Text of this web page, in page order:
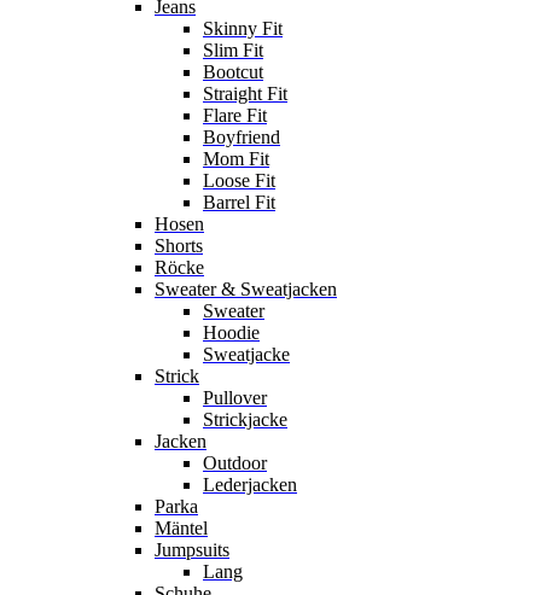
Jeans
Skinny Fit
Slim Fit
Bootcut
Straight Fit
Flare Fit
Boyfriend
Mom Fit
Loose Fit
Barrel Fit
Hosen
Shorts
Röcke
Sweater & Sweatjacken
Sweater
Hoodie
Sweatjacke
Strick
Pullover
Strickjacke
Jacken
Outdoor
Lederjacken
Parka
Mäntel
Jumpsuits
Lang